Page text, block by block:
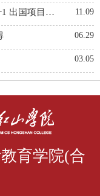
南京财经大学红山学院 & 英国林肯大学3+1 出国项目反馈 11.09
06.29
03.05
育学院(合